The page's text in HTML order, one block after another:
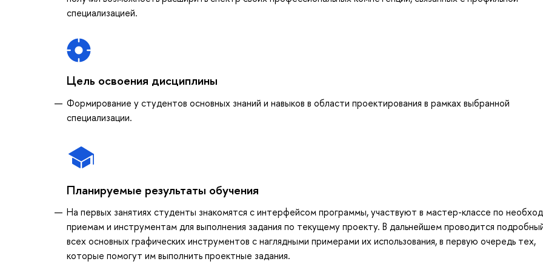
специализацией.
Цель освоения дисциплины
Формирование у студентов основных знаний и навыков в области проектирования в рамках выбранной
специализации.
Планируемые результаты обучения
На первых занятиях студенты знакомятся с интерфейсом программы, участвуют в мастер-классе по
приемам и инструментам для выполнения задания по текущему проекту. В дальнейшем проводится
всех основных графических инструментов с наглядными примерами их использования, в первую очередь тех,
которые помогут им выполнить проектные задания.